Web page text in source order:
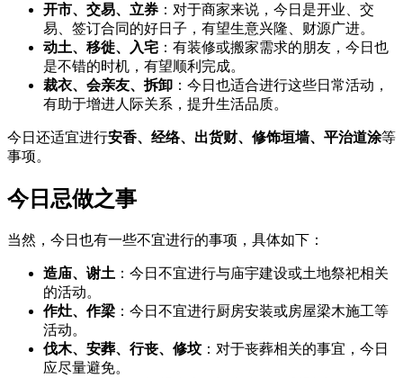
开市、交易、立券 ：对于商家来说，今日是开业、交
易、签订合同的好日子，有望生意兴隆、财源广进。
动土、移徙、入宅 ：有装修或搬家需求的朋友，今日也
是不错的时机，有望顺利完成。
裁衣、会亲友、拆卸 ：今日也适合进行这些日常活动，
有助于增进人际关系，提升生活品质。
今日还适宜进行安香、经络、出货财、修饰垣墙、平治道涂等
事项。
今日忌做之事
当然，今日也有一些不宜进行的事项，具体如下：
造庙、谢土 ：今日不宜进行与庙宇建设或土地祭祀相关
的活动。
作灶、作梁 ：今日不宜进行厨房安装或房屋梁木施工等
活动。
伐木、安葬、行丧、修坟：对于丧葬相关的事宜，今日
应尽量避免。